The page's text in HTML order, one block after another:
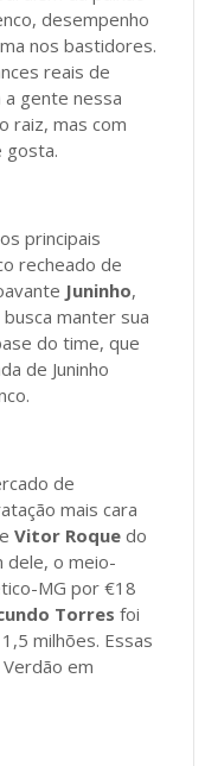
desempenho
nos bastidores.
reais de
gente nessa
raiz, mas com
gosta.
principais
recheado de
Juninho,
manter sua
do time, que
de Juninho
de
mais cara
Vitor Roquedo
dele, o meio-
MG por €18
Torres foi
milhões. Essas
em